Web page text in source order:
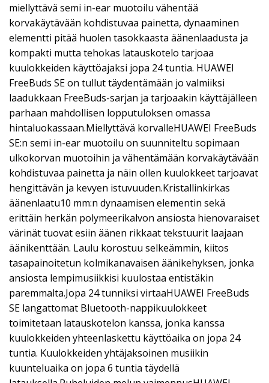
miellyttävä semi in-ear muotoilu vähentää
korvakäytävään kohdistuvaa painetta, dynaaminen
elementti pitää huolen tasokkaasta äänenlaadusta ja
kompakti mutta tehokas latauskotelo tarjoaa
kuulokkeiden käyttöajaksi jopa 24 tuntia. HUAWEI
FreeBuds SE on tullut täydentämään jo valmiiksi
laadukkaan FreeBuds-sarjan ja tarjoaakin käyttäjälleen
parhaan mahdollisen lopputuloksen omassa
hintaluokassaan.Miellyttävä korvalleHUAWEI FreeBuds
SE:n semi in-ear muotoilu on suunniteltu sopimaan
ulkokorvan muotoihin ja vähentämään korvakäytävään
kohdistuvaa painetta ja näin ollen kuulokkeet tarjoavat
hengittävän ja kevyen istuvuuden.Kristallinkirkas
äänenlaatu10 mm:n dynaamisen elementin sekä
erittäin herkän polymeerikalvon ansiosta hienovaraiset
värinät tuovat esiin äänen rikkaat tekstuurit laajaan
äänikenttään. Laulu korostuu selkeämmin, kiitos
tasapainoitetun kolmikanavaisen äänikehyksen, jonka
ansiosta lempimusiikkisi kuulostaa entistäkin
paremmalta.Jopa 24 tunniksi virtaaHUAWEI FreeBuds
SE langattomat Bluetooth-nappikuulokkeet
toimitetaan latauskotelon kanssa, jonka kanssa
kuulokkeiden yhteenlaskettu käyttöaika on jopa 24
tuntia. Kuulokkeiden yhtäjaksoinen musiikin
kuunteluaika on jopa 6 tuntia täydellä